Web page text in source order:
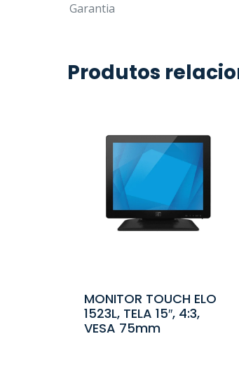
Garantia
Produtos
MONITOR TOUCH ELO
1523L, TELA 15″, 4:3,
VESA 75mm